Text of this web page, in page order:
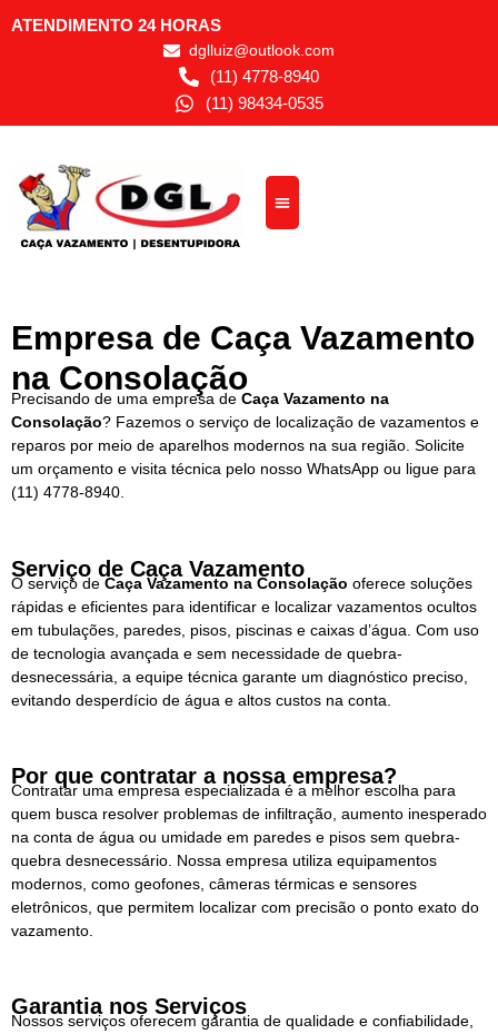
ATENDIMENTO 24 HORAS
dglluiz@outlook.com
(11) 4778-8940
(11) 98434-0535
Empresa de Caça Vazamento
na Consolação
Precisando de uma empresa de Caça Vazamento na
Consolação? Fazemos o serviço de localização de vazamentos e
reparos por meio de aparelhos modernos na sua região. Solicite
um orçamento e visita técnica pelo nosso WhatsApp ou ligue para
(11) 4778-8940
Serviço de Caça Vazamento
O serviço deCaça Vazamento na Consolação oferece soluções
rápidas e eficientes para identificar e localizar vazamentos ocultos
em tubulações, paredes, pisos, piscinas e caixas d’água. Com uso
de tecnologia avançada e sem necessidade de quebra-
desnecessária, a equipe técnica garante um diagnóstico preciso,
evitando desperdício de água e altos custos na conta.
Por que contratar a nossa empresa?
Contratar uma empresa especializada é a melhor escolha para
quem busca resolver problemas de infiltração, aumento inesperado
na conta de água ou umidade em paredes e pisos sem quebra-
quebra desnecessário. Nossa empresa utiliza equipamentos
modernos, como geofones, câmeras térmicas e sensores
eletrônicos, que permitem localizar com precisão o ponto exato do
vazamento.
Garantia nos Serviços
Nossos serviços oferecem garantia de qualidade e confiabilidade,